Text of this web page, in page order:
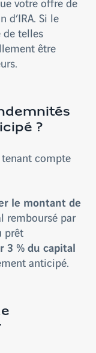
d’IRA. Si le
de telles
être
?
compte
le montant de
remboursé par
prêt
3 % du capital
anticipé.